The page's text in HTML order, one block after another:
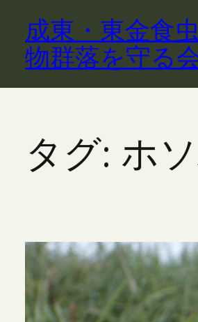
キ
成東・東金食
物群落を守る
タグ: ホ